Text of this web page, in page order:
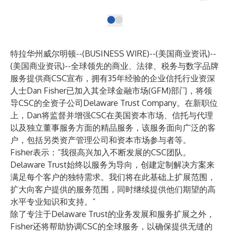
特拉华州威尔明顿--(BUSINESS WIRE)--(美国商业资讯)--
(美国商业资讯)--全球领先的商业、法律、税务与数字品牌
服务提供商CSC宣布，拥有35年经验的企业信托行业资深
人士Dan Fisher已加入其全球金融市场(GFM)部门，将领
导CSC的全资子公司Delaware Trust Company。在新职位
上，Dan将监督并增强CSC在美国资本市场、信托与代理
以及独立董事服务方面的精品服务，该服务面向广泛的客
户，包括另类资产管理公司和资本市场参与者等。
Fisher表示：“我很高兴加入不断发展的CSC团队。
Delaware Trust始终以服务为导向，创建定制解决方案来
满足每个客户的独特需求。我们将在此基础上扩展范围，
扩大向客户提供的服务范围，同时继续提供他们期望的高
水平专业知识和支持。”
除了专注于Delaware Trust的业务发展和服务扩展之外，
Fisher还将帮助协调CSC的全球服务，以确保提供无缝的